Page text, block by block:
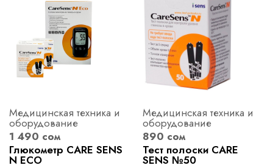
Медицинская техника и
оборудование
1 490 сом
Глюкометр CARE SENS
N ECO
Медицинская техника и
оборудование
890 сом
Тест полоски CARE
SENS №50